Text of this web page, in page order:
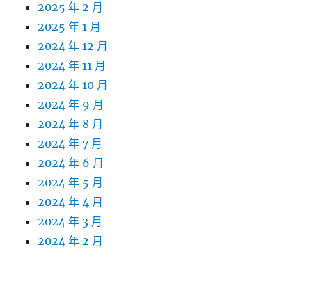
2025 年 2 月
2025 年 1 月
2024 年 12 月
2024 年 11 月
2024 年 10 月
2024 年 9 月
2024 年 8 月
2024 年 7 月
2024 年 6 月
2024 年 5 月
2024 年 4 月
2024 年 3 月
2024 年 2 月